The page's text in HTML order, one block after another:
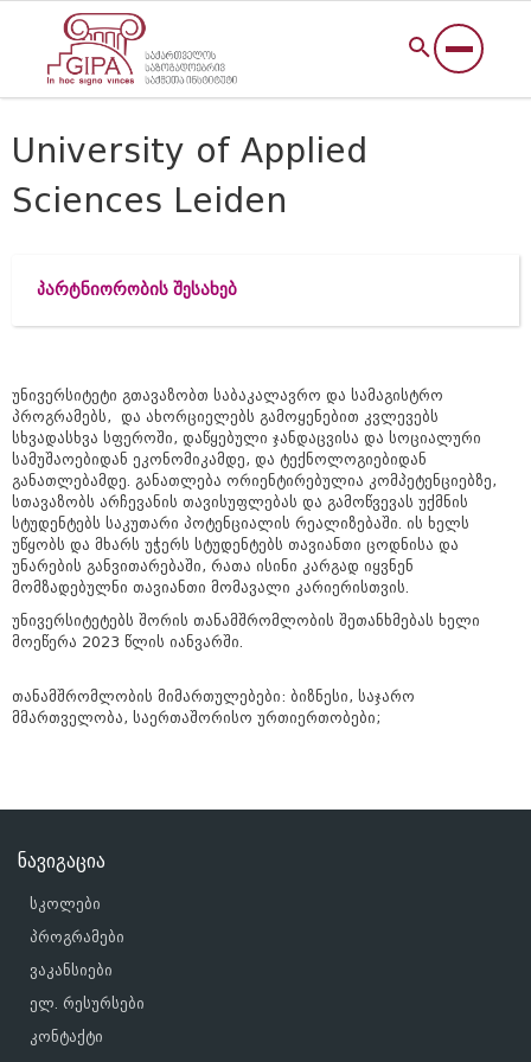
University of Applied
Sciences Leiden
პარტნიორობის შესახებ
უნივერსიტეტი გთავაზობთ საბაკალავრო და სამაგისტრო
პროგრამებს, და ახორციელებს გამოყენებით კვლევებს
სხვადასხვა სფეროში, დაწყებული ჯანდაცვისა და სოციალური
სამუშაოებიდან ეკონომიკამდე, და ტექნოლოგიებიდან
განათლებამდე. განათლება ორიენტირებულია კომპეტენციებზე,
სთავაზობს არჩევანის თავისუფლებას და გამოწვევას უქმნის
სტუდენტებს საკუთარი პოტენციალის რეალიზებაში. ის ხელს
უწყობს და მხარს უჭერს სტუდენტებს თავიანთი ცოდნისა და
უნარების განვითარებაში, რათა ისინი კარგად იყვნენ
მომზადებულნი თავიანთი მომავალი კარიერისთვის.
უნივერსიტეტებს შორის თანამშრომლობის შეთანხმებას ხელი
მოეწერა 2023 წლის იანვარში.
თანამშრომლობის მიმართულებები: ბიზნესი, საჯარო
მმართველობა, საერთაშორისო ურთიერთობები;
ნავიგაცია
სკოლები
პროგრამები
ვაკანსიები
ელ. რესურსები
კონტაქტი